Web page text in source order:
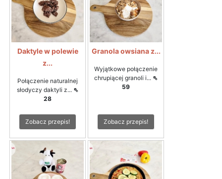
Daktyle w polewie
z...
Połączenie naturalnej
słodyczy daktyli z... ⇖
28
Zobacz przepis!
Granola owsiana z...
Wyjątkowe połączenie
chrupiącej granoli i... ⇖
59
Zobacz przepis!